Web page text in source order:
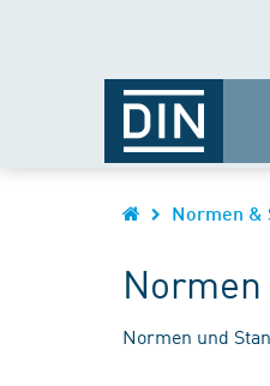
Normen &
Normen und